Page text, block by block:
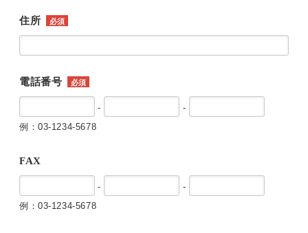
住所 必須
電話番号 必須
-
-
例：03-1234-5678
FAX
-
-
例：03-1234-5678